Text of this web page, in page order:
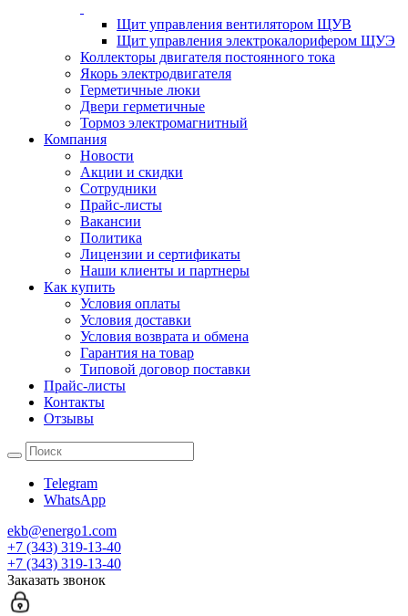
Щит управления вентилятором ЩУВ
Щит управления электрокалорифером ЩУЭ
Коллекторы двигателя постоянного тока
Якорь электродвигателя
Герметичные люки
Двери герметичные
Тормоз электромагнитный
Компания
Новости
Акции и скидки
Сотрудники
Прайс-листы
Вакансии
Политика
Лицензии и сертификаты
Наши клиенты и партнеры
Как купить
Условия оплаты
Условия доставки
Условия возврата и обмена
Гарантия на товар
Типовой договор поставки
Прайс-листы
Контакты
Отзывы
Telegram
WhatsApp
ekb@energo1.com
+7 (343) 319-13-40
+7 (343) 319-13-40
Заказать звонок